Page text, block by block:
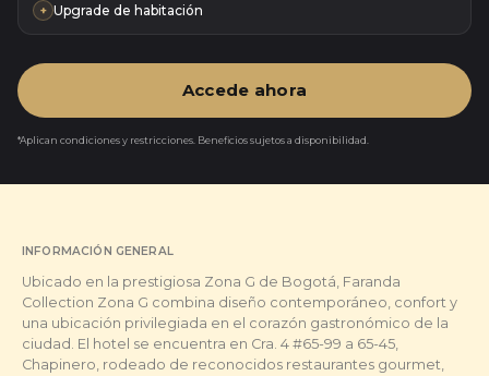
+ Upgrade de habitación
Accede ahora
*Aplican condiciones y restricciones. Beneficios sujetos a disponibilidad.
INFORMACIÓN GENERAL
Ubicado en la prestigiosa Zona G de Bogotá, Faranda
Collection Zona G combina diseño contemporáneo, confort y
una ubicación privilegiada en el corazón gastronómico de la
ciudad. El hotel se encuentra en Cra. 4 #65-99 a 65-45,
Chapinero, rodeado de reconocidos restaurantes gourmet,